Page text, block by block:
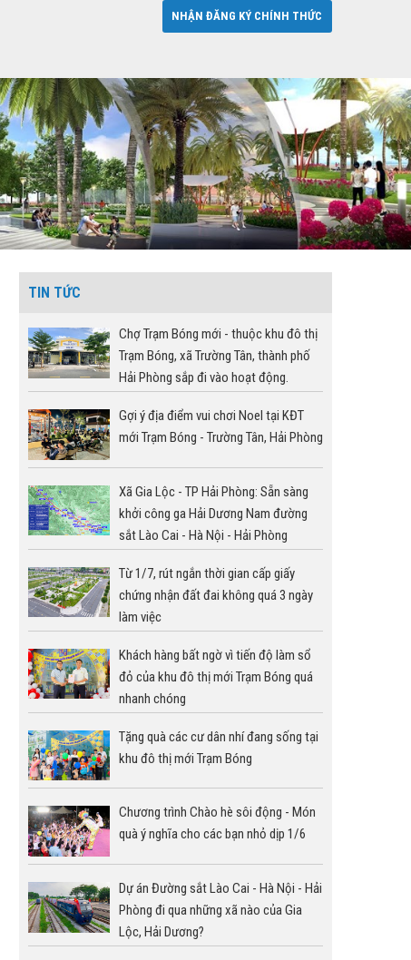
NHẬN ĐĂNG KÝ CHÍNH THỨC
TIN TỨC
Chợ Trạm Bóng mới - thuộc khu đô thị
Trạm Bóng, xã Trường Tân, thành phố
Hải Phòng sắp đi vào hoạt động.
Gợi ý địa điểm vui chơi Noel tại KĐT
mới Trạm Bóng - Trường Tân, Hải Phòng
Xã Gia Lộc - TP Hải Phòng: Sẵn sàng
khởi công ga Hải Dương Nam đường
sắt Lào Cai - Hà Nội - Hải Phòng
Từ 1/7, rút ngắn thời gian cấp giấy
chứng nhận đất đai không quá 3 ngày
làm việc
Khách hàng bất ngờ vì tiến độ làm sổ
đỏ của khu đô thị mới Trạm Bóng quá
nhanh chóng
Tặng quà các cư dân nhí đang sống tại
khu đô thị mới Trạm Bóng
Chương trình Chào hè sôi động - Món
quà ý nghĩa cho các bạn nhỏ dịp 1/6
Dự án Đường sắt Lào Cai - Hà Nội - Hải
Phòng đi qua những xã nào của Gia
Lộc, Hải Dương?